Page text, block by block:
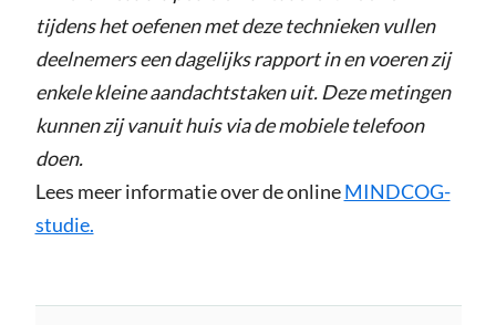
tijdens het oefenen met deze technieken vullen
deelnemers een dagelijks rapport in en voeren zij
enkele kleine aandachtstaken uit. Deze metingen
kunnen zij vanuit huis via de mobiele telefoon
doen.
Lees meer informatie over de onlineMINDCOG-
studie.